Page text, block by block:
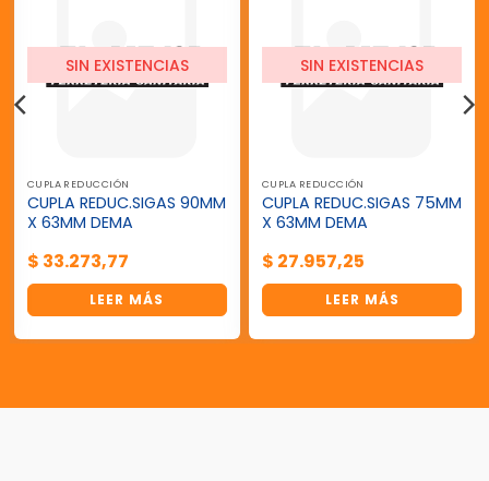
SIN EXISTENCIAS
CUPLA REDUCCIÓN
CUPLA REDUC.SIGAS 90MM
X 63MM DEMA
$ 33.273,77
LEER MÁS
SIN EXISTENCIAS
CUPLA REDUCCIÓN
CUPLA REDUC.SIGAS 75MM
X 63MM DEMA
$ 27.957,25
LEER MÁS